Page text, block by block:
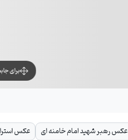
برای
عکس رهبر شهید امام خامنه ای عکس